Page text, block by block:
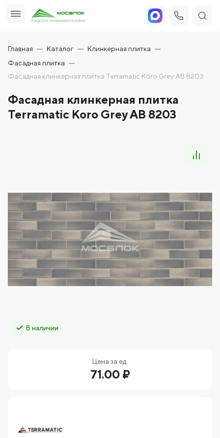
Главная Каталог
Клинкерная плитка
Фасадная плитка
Фасадная клинкерная плитка Terramatic Koro Grey AB 8203
Фасадная клинкерная плитка
Terramatic Koro Grey AB 8203
В наличии
Цена за ед.
71.00 ₽